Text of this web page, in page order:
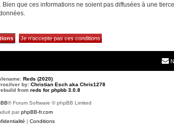
que ces informations ne soient pas diffusées à une
Reds (2020)
by: Christian Esch aka Chris1278
from reds for phpbb 3.0.8
® Forum Software © phpBB Limited
parphpBB-fr.com
| Conditions